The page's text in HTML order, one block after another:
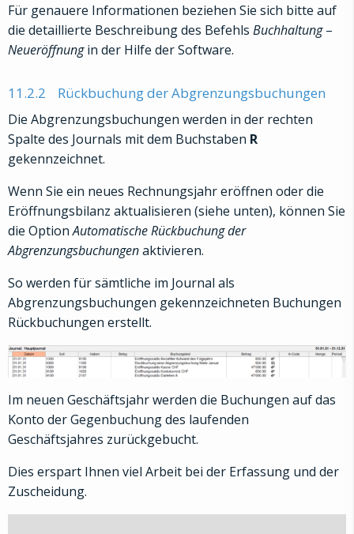
Für genauere Informationen beziehen Sie sich bitte auf
die detaillierte Beschreibung des Befehls Buchhaltung–
Neueröffnungin der Hilfe der Software.
11.2.2 Rückbuchung der Abgrenzungsbuchungen
Die Abgrenzungsbuchungen werden in der rechten
Spalte des Journals mit dem Buchstaben R
gekennzeichnet.
Wenn Sie ein neues Rechnungsjahr eröffnen oder die
Eröffnungsbilanz aktualisieren (siehe unten), können Sie
die OptionAutomatische Rückbuchung der
Abgrenzungsbuchungenaktivieren.
So werden für sämtliche im Journal als
Abgrenzungsbuchungen gekennzeichneten Buchungen
Rückbuchungen erstellt.
Im neuen Geschäftsjahr werden die Buchungen auf das
Konto der Gegenbuchung des laufenden
Geschäftsjahres zurückgebucht.
Dies erspart Ihnen viel Arbeit bei der Erfassung und der
Zuscheidung.